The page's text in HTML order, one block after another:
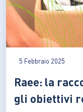
5 Febbraio 2025
Raee: la
gli obiettivi